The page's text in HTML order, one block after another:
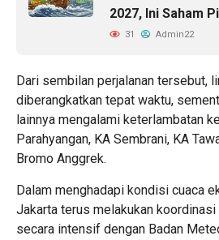
2027, Ini Saham
31 Admin22
Dari sembilan perjalanan tersebut,
diberangkatkan tepat waktu,
lainnya mengalami keterlambatan
Parahyangan, KA Sembrani, KA
Bromo Anggrek.
Dalam menghadapi kondisi cuaca
Jakarta terus melakukan
secara intensif dengan Badan